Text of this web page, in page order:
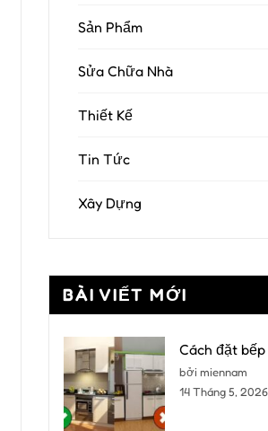
Sản Phẩm
Sửa Chữa Nhà
Thiết Kế
Tin Tức
Xây Dựng
BÀI VIẾT MỚI
Cách đặt
bởi miennam
14 Tháng 5, 2026